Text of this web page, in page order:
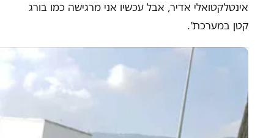
אינטלקטואלי אדיר, אבל עכשיו אני מרגישה כמו בורג
קטן במערכת".